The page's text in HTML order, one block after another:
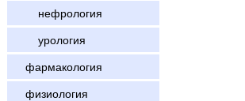
нефрология
урология
фармакология
физиология